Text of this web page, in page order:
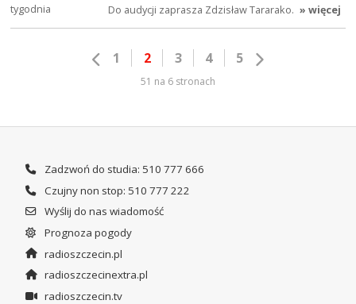
Do audycji zaprasza Zdzisław Tararako. » więcej
1 2 3 4 5
51 na 6 stronach
Zadzwoń do studia: 510 777 666
Czujny non stop: 510 777 222
Wyślij do nas wiadomość
Prognoza pogody
radioszczecin.pl
radioszczecinextra.pl
radioszczecin.tv